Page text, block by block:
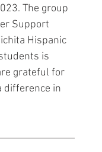
The group
Support
Hispanic
is
grateful for
difference in